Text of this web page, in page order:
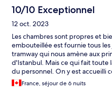
nous n’y passions que la nuit. Je
nouveau !
10/10 Exceptionnel
12 oct. 2023
Les chambres sont propres et
embouteillée est fournie tous les
tramway qui nous amène aux
d'Istanbul. Mais ce qui fait toute
du personnel. On y est accueilli
accueillie dans un autre hôtel,
place et choisissent des
France, séjour de 6 nuits